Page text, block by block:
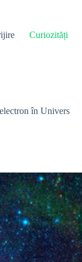
Curiozități
în Univers